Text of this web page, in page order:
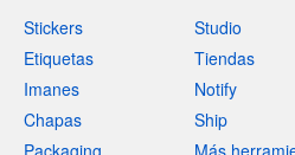
Stickers
Etiquetas
Imanes
Chapas
Packaging
Studio
Tiendas
Notify
Ship
Más